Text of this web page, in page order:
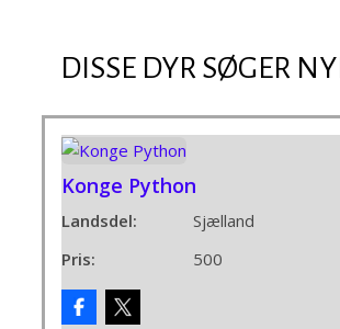
DISSE DYR SØGER
Konge Python
Landsdel:
Sjælland
Pris:
500